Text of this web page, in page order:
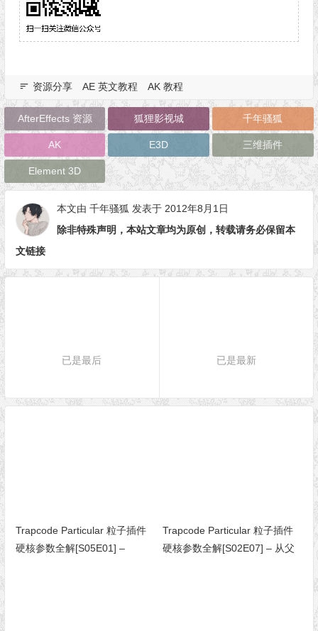
资源分享 AE 英文教程 AK 教程
AfterEffects 资源 狐狸影视城 千年骚狐
AK E3D 三维插件
Element 3D
本文由 千年骚狐 发表于 2012年8月1日
除非特殊声明，本站文章均为原创，转载请务必保留本
文链接
已是最后 已是最新
Trapcode Particular 粒子插件
硬核参数全解[S05E01] –
Trapcode Particular 粒子插件
硬核参数全解[S02E07] – 从父